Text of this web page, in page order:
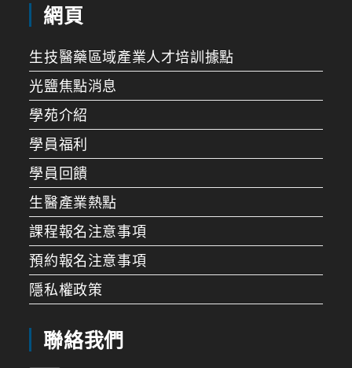
網頁
生技醫藥區域產業人才培訓據點
光鹽焦點消息
學苑介紹
學員福利
學員回饋
生醫產業熱點
課程報名注意事項
預約報名注意事項
隱私權政策
聯絡我們